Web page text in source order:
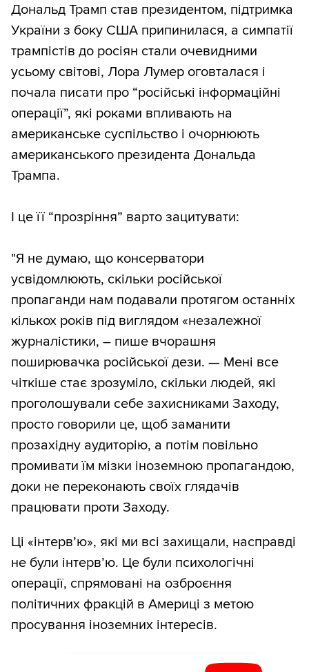
Дональд Трамп став президентом, підтримка
України з боку США припинилася, а симпатії
трампістів до росіян стали очевидними
усьому світові, Лора Лумер оговталася і
почала писати про “російські інформаційні
операції”, які роками впливають на
американське суспільство і очорнюють
американського президента Дональда
Трампа.
І це її “прозріння” варто зацитувати:
"Я не думаю, що консерватори
усвідомлюють, скільки російської
пропаганди нам подавали протягом останніх
кількох років під виглядом «незалежної
журналістики, – пише вчорашня
поширювачка російської дези. — Мені все
чіткіше стає зрозуміло, скільки людей, які
проголошували себе захисниками Заходу,
просто говорили це, щоб заманити
прозахідну аудиторію, а потім повільно
промивати їм мізки іноземною пропагандою,
доки не переконають своїх глядачів
працювати проти Заходу.
Ці «інтерв’ю», які ми всі захищали, насправді
не були інтерв’ю. Це були психологічні
операції, спрямовані на озброєння
політичних фракцій в Америці з метою
просування іноземних інтересів.